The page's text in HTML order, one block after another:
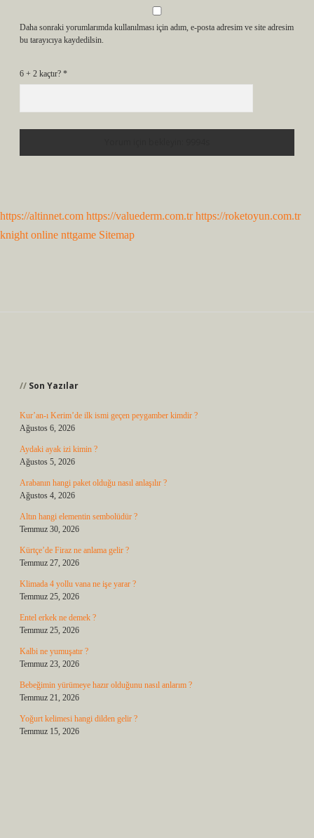
Daha sonraki yorumlarımda kullanılması için adım, e-posta adresim ve site adresim
bu tarayıcıya kaydedilsin.
6 + 2 kaçtır? *
https://altinnet.com https://valuederm.com.tr https://roketoyun.com.tr
knight online nttgame Sitemap
Son Yazılar
Kur’an-ı Kerim’de ilk ismi geçen peygamber kimdir ?
Ağustos 6, 2026
Aydaki ayak izi kimin ?
Ağustos 5, 2026
Arabanın hangi paket olduğu nasıl anlaşılır ?
Ağustos 4, 2026
Altın hangi elementin sembolüdür ?
Temmuz 30, 2026
Kürtçe’de Firaz ne anlama gelir ?
Temmuz 27, 2026
Klimada 4 yollu vana ne işe yarar ?
Temmuz 25, 2026
Entel erkek ne demek ?
Temmuz 25, 2026
Kalbi ne yumuşatır ?
Temmuz 23, 2026
Bebeğimin yürümeye hazır olduğunu nasıl anlarım ?
Temmuz 21, 2026
Yoğurt kelimesi hangi dilden gelir ?
Temmuz 15, 2026